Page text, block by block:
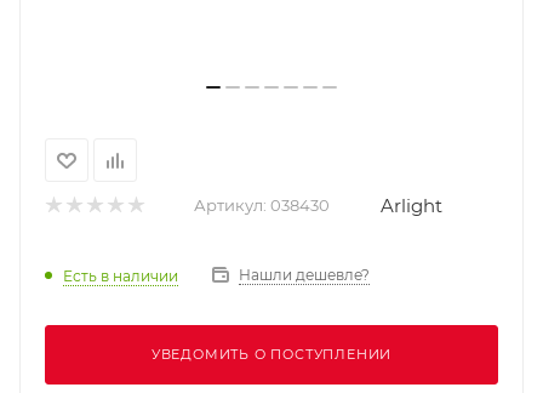
Артикул: 038430 Arlight
Есть в наличии Нашли дешевле?
УВЕДОМИТЬ О ПОСТУПЛЕНИИ